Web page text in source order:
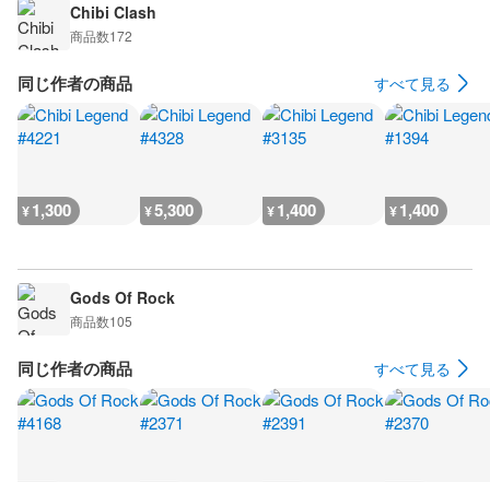
Chibi Clash
商品数172
同じ作者の商品 すべて見る
¥1,300 ¥5,300 ¥1,400 ¥1,400
Gods Of Rock
商品数105
同じ作者の商品 すべて見る